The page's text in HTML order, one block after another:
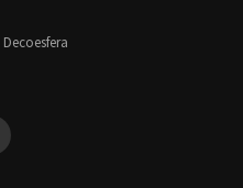
Decoesfera